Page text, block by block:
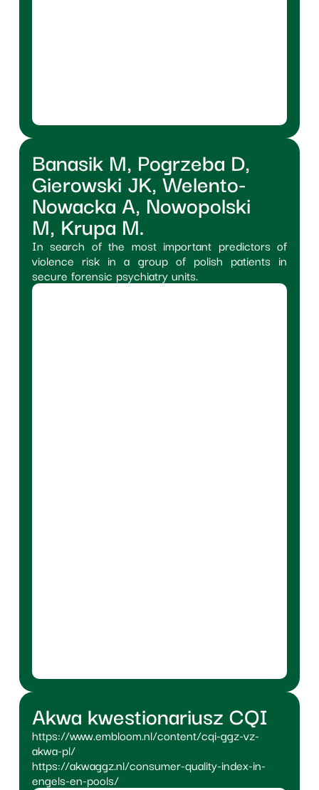
Banasik M, Pogrzeba D,
Gierowski JK, Welento-
Nowacka A, Nowopolski
M, Krupa M.
In search of the most important predictors of
violence risk in a group of polish patients in
secure forensic psychiatry units.
Akwa kwestionariusz CQI
https://www.embloom.nl/content/cqi-ggz-vz-
akwa-pl/
https://akwaggz.nl/consumer-quality-index-in-
engels-en-pools/